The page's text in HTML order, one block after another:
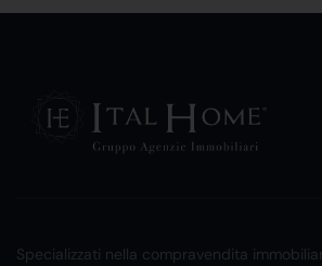
Specializzati nella compravendita